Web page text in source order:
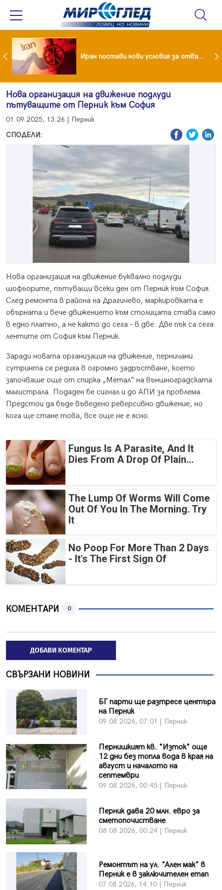
Как кетогенната диета се отразява на някои психични разстройства Иран постави нови условия за отварянето на Ормузкия проток
Нова организация на движение подлуди
пътуващите от Перник към София
01.09.2025, 13:26 | Перник
СПОДЕЛИ:
Нова организация на движение буквално подлуди
шофьорите, пътуващи всеки ден от Перник към София.
След ремонта в района на Драгичево, маркировката е
обърната и вече движението към столицата става само
в едно платно, а не както до сега – в две. Две пък са сега
лентите от София към Перник.
Заради новата организация на движение, перничани
сутринта се редиха в огромно задръстване, което
започваше още от спирка „Метал“ на външноградската
магистрала. Подаден бе сигнал и до АПИ за проблема.
Предстои да бъде въведено реверсивно движение, но
кога ще стане това, все още не е ясно.
Fungus Is A Parasite, And It
Dies From A Drop Of Plain...
The Lump Of Worms Will Come
Out Of You In The Morning. Try
It
No Poop For More Than 2 Days
- It's The First Sign Of
КОМЕНТАРИ 0
ДОБАВИ КОМЕНТАР
СВЪРЗАНИ НОВИНИ
БГ парти ще разтресе центъра
на Перник
09.08.2026, 07:01 | Перник
Пернишкият кв. "Изток" още
12 дни без топла вода в края на
август и началото на
септември
09.08.2026, 00:45 | Перник
Перник дава 20 млн. евро за
сметопочистване
08.08.2026, 00:24 | Перник
Ремонтът на ул. "Ален мак" в
Перник е в заключителен етап
07.08.2026, 14:10 | Перник